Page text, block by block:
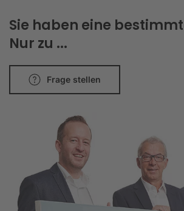
Sie haben eine
Nur zu ...
Frage stellen